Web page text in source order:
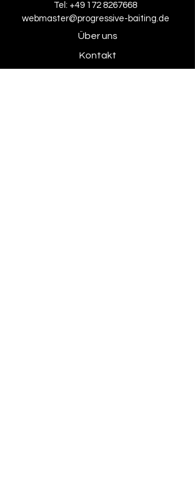
Tel: +49 172 8267668
webmaster@progressive-baiting.de
Über uns
Kontakt